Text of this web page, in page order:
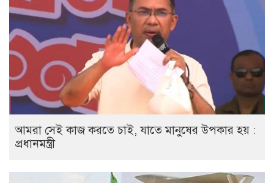
আমরা সেই কাজ করতে চাই, যাতে মানুষের উপকার হয় :
প্রধানমন্ত্রী